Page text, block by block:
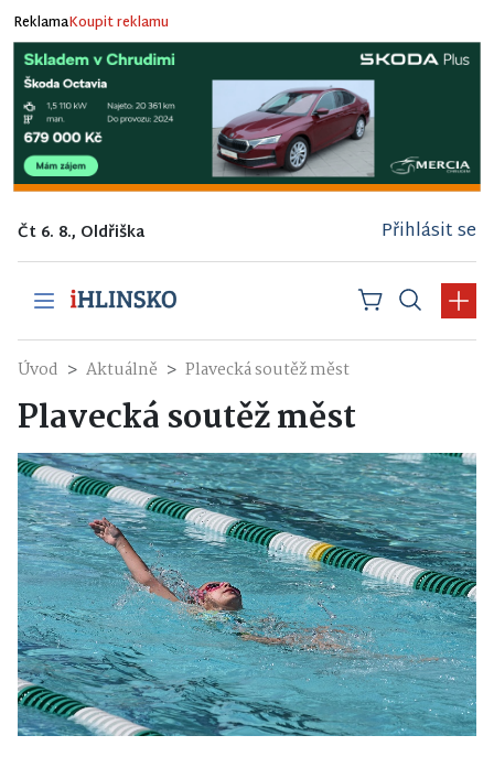
ReklamaKoupit reklamu
Čt 6. 8., Oldřiška Přihlásit se
Úvod Aktuálně Plavecká soutěž měst
Plavecká soutěž měst